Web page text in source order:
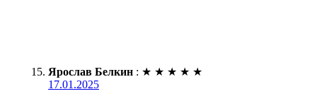
Ярослав Белкин : ★ ★ ★ ★ ★
17.01.2025